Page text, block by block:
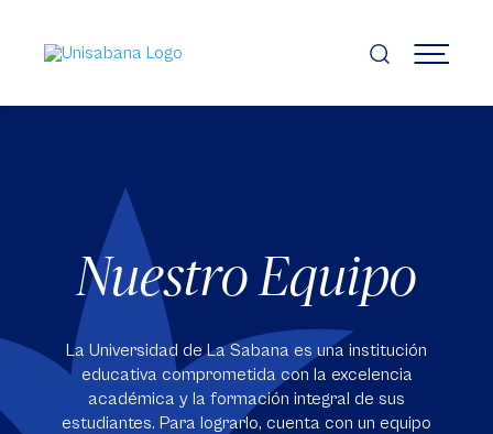
contenido
principal
MENÚ
Nuestro Equipo
La Universidad de La Sabana es una institución
educativa comprometida con la excelencia
académica y la formación integral de sus
estudiantes. Para lograrlo, cuenta con un equipo